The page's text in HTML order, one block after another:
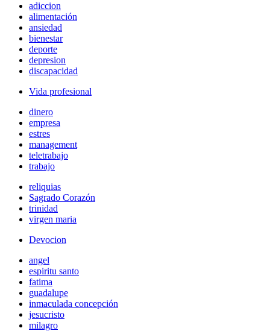
adiccion
alimentación
ansiedad
bienestar
deporte
depresion
discapacidad
Vida profesional
dinero
empresa
estres
management
teletrabajo
trabajo
reliquias
Sagrado Corazón
trinidad
virgen maria
Devocion
angel
espiritu santo
fatima
guadalupe
inmaculada concepción
jesucristo
milagro